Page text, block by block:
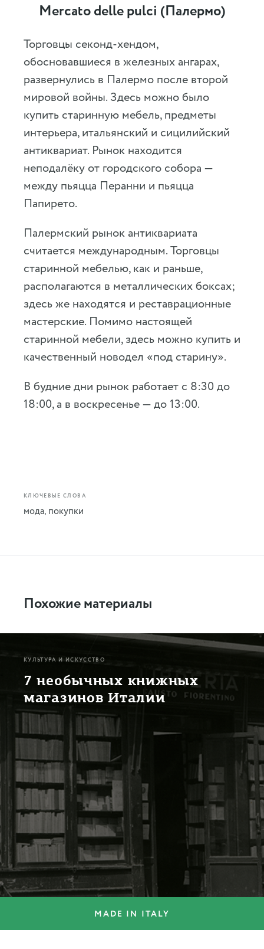
Mercato delle pulci (Палермо)
Торговцы секонд-хендом,
обосновавшиеся в железных ангарах,
развернулись в Палермо после второй
мировой войны. Здесь можно было
купить старинную мебель, предметы
интерьера, итальянский и сицилийский
антиквариат. Рынок находится
неподалёку от городского собора —
между пьяцца Перанни и пьяцца
Папирето.
Палермский рынок антиквариата
считается международным. Торговцы
старинной мебелью, как и раньше,
располагаются в металлических боксах;
здесь же находятся и реставрационные
мастерские. Помимо настоящей
старинной мебели, здесь можно купить и
качественный новодел «под старину».
В будние дни рынок работает c 8:30 до
18:00, а в воскресенье — до 13:00.
КЛЮЧЕВЫЕ СЛОВА
мода, покупки
Похожие материалы
КУЛЬТУРА И ИСКУССТВО
7 необычных книжных
магазинов Италии
MADE IN ITALY